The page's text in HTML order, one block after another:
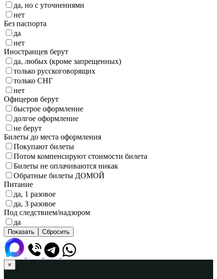
да, но с уточнениями
нет
Без паспорта
да
нет
Иностранцев берут
да, любых (кроме запрещенных)
только русскоговорящих
только СНГ
нет
Офицеров берут
быстрое оформление
долгое оформление
не берут
Билеты до места оформления
Покупают билеты
Потом компенсируют стоимости билета
Билеты не оплачиваются никак
Обратные билеты ДОМОЙ
Питание
да, 1 разовое
да, 3 разовое
Под следствием/надзором
да
×